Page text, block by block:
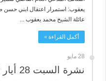
يعقوب: استمرار اعتقال ابني حسن
عائلة الشيخ محمد يعقوب ...
أكمل القراءة »
28 مايو
نشرة السبت 28 أيار 2016 العدد 5014